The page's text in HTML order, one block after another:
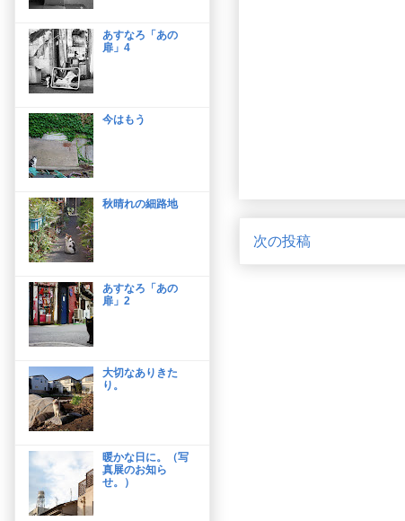
次の投稿
あすなろ「あの
扉」4
今はもう
秋晴れの細路地
あすなろ「あの
扉」2
大切なありきた
り。
暖かな日に。（写
真展のお知ら
せ。）